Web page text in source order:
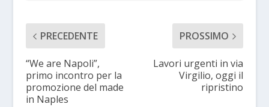
PRECEDENTE
“We are Napoli”,
primo incontro per la
promozione del made
in Naples
PROSSIMO
Lavori urgenti in via
Virgilio, oggi il
ripristino